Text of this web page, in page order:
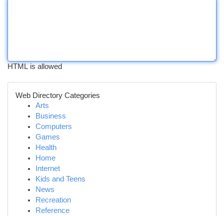
HTML is allowed
Web Directory Categories
Arts
Business
Computers
Games
Health
Home
Internet
Kids and Teens
News
Recreation
Reference